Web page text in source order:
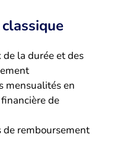
la durée et des
mensualités en
de
de remboursement